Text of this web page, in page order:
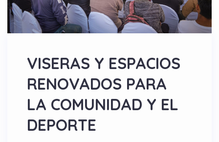
VISERAS Y ESPACIOS
RENOVADOS PARA
LA COMUNIDAD Y EL
DEPORTE